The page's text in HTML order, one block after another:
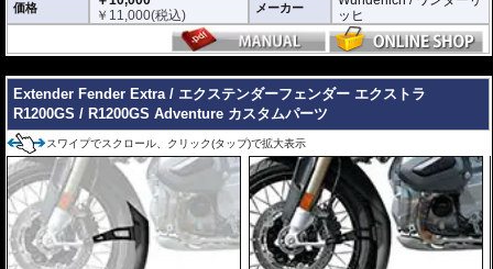
価格
￥ 11,000(税込) メーカー
ッヒ
Extender Fender Extra / エクステンダーフェンダー エクストラ
R1200GS / R1200GS Adventure カスタムパーツ
スワイプでスクロール、クリック(タップ)で拡大表示